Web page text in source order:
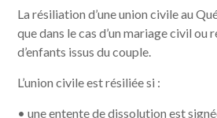
La résiliation d’une union civile au
que dans le cas d’un mariage civil ou
d’enfants issus du couple.
L’union civile est résiliée si :
• une entente de dissolution est